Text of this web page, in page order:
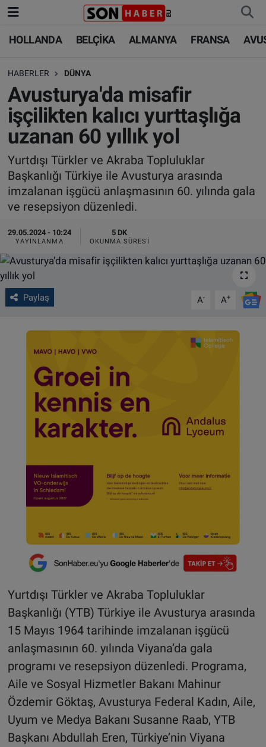
HOLLANDA BELÇİKA ALMANYA FRANSA
HABERLER DÜNYA
Avusturya'da misafir
işçilikten kalıcı yurttaşlığa
uzanan 60 yıllık yol
Yurtdışı Türkler ve Akraba Topluluklar
Başkanlığı Türkiye ile Avusturya arasında
imzalanan işgücü anlaşmasının 60. yılında gala
ve resepsiyon düzenledi.
29.05.2024 - 10:24
YAYINLANMA
5 DK
OKUNMA SÜRESI
Paylaş A- A+
Yurtdışı Türkler ve Akraba Topluluklar
Başkanlığı (YTB) Türkiye ile Avusturya arasında
15 Mayıs 1964 tarihinde imzalanan işgücü
anlaşmasının 60. yılında Viyana’da gala
programı ve resepsiyon düzenledi. Programa,
Aile ve Sosyal Hizmetler Bakanı Mahinur
Özdemir Göktaş, Avusturya Federal Kadın, Aile,
Uyum ve Medya Bakanı Susanne Raab, YTB
Başkanı Abdullah Eren, Türkiye’nin Viyana
HOLLANDA
BELÇİKA
ALMANYA
FRANSA
AVUSTURYA
SAĞLIK - YAŞAM
BİLİM-TEKNOLOJİ
HOLLANDA
BELÇİKA
ALMANYA
TÜRKİYE
DÜNYA
BİLİM-TEKNOLOJİ
SAĞLIK
FOTO GALERİ
VIDEO GALERİ
CONTACT
Çerez Politikası
Nöbetçi Eczaneler
Hava Durumu
Trafik Durumu
Süper Lig Puan Durumu ve Fikstür
Tüm Manşetler
Son Dakika Haberleri
Haber Arşivi